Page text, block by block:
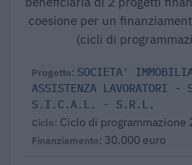
coesione per un
(cicli di
SOCIETA'
ASSISTENZA LAVORATORI -
S.I.C.A.L. - S.R.L.
Ciclo di programmazione
30.000 euro